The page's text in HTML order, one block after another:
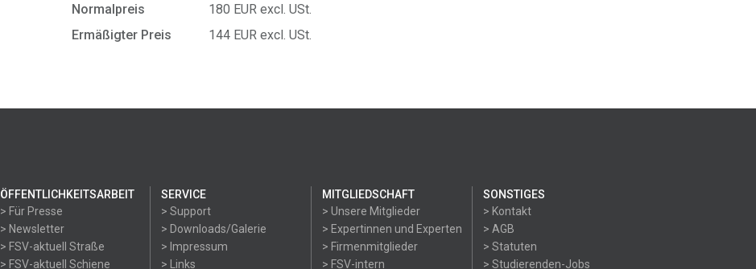
Normalpreis
180 EUR excl. USt.
Ermäßigter Preis
144 EUR excl. USt.
ÖFFENTLICHKEITSARBEIT
> Für Presse
> Newsletter
> FSV-aktuell Straße
> FSV-aktuell Schiene
SERVICE
> Support
> Downloads/Galerie
> Impressum
> Links
MITGLIEDSCHAFT
> Unsere Mitglieder
> Expertinnen und Experten
> Firmenmitglieder
> FSV-intern
SONSTIGES
> Kontakt
> AGB
> Statuten
> Studierenden-Jobs